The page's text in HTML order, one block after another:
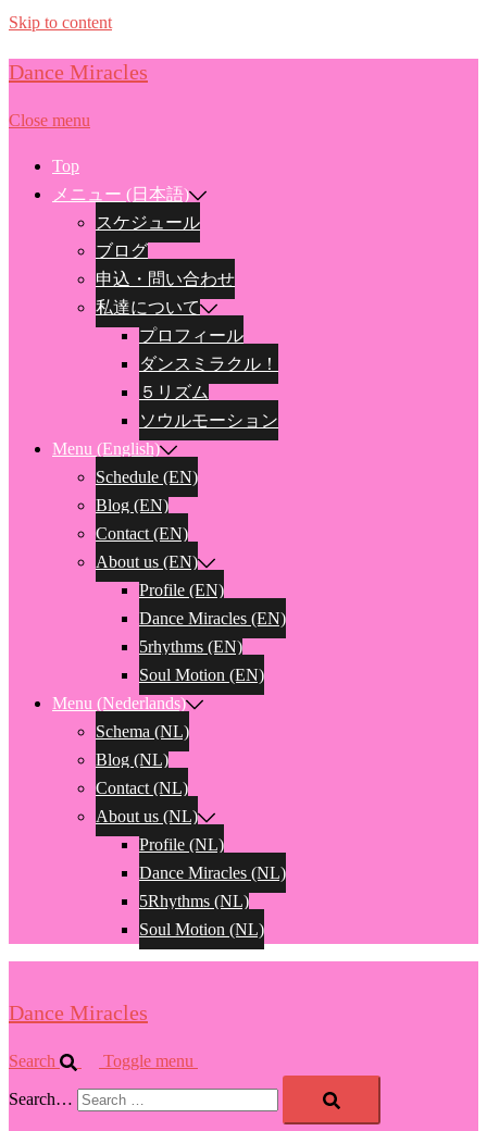
Skip to content
Dance Miracles
Close menu
Top
メニュー (日本語)
スケジュール
ブログ
申込・問い合わせ
私達について
プロフィール
ダンスミラクル！
５リズム
ソウルモーション
Menu (English)
Schedule (EN)
Blog (EN)
Contact (EN)
About us (EN)
Profile (EN)
Dance Miracles (EN)
5rhythms (EN)
Soul Motion (EN)
Menu (Nederlands)
Schema (NL)
Blog (NL)
Contact (NL)
About us (NL)
Profile (NL)
Dance Miracles (NL)
5Rhythms (NL)
Soul Motion (NL)
Dance Miracles
Search Toggle menu
Search…